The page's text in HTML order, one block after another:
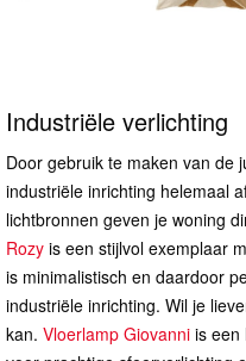
Industriële verlichting
Door gebruik te maken van de
industriële inrichting helemaal
lichtbronnen geven je woning
Rozy is een stijlvol exemplaar
is minimalistisch en daardoor
industriële inrichting. Wil je
kan. Vloerlamp Giovanni is een